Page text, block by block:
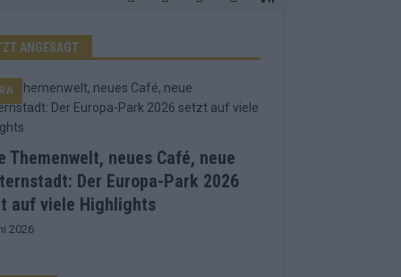
ANGESAGT
Themenwelt, neues Café, neue
Der Europa-Park 2026
auf viele Highlights
2026